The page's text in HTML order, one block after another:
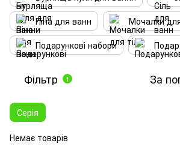
Піна для ванн
Мочалки
Подарункові набори
Фільтр 1 За
Серія
Немає товарів